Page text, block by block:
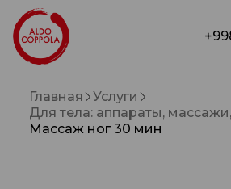
Главная
Услуги
Для тела: аппараты,
Массаж ног 30 мин